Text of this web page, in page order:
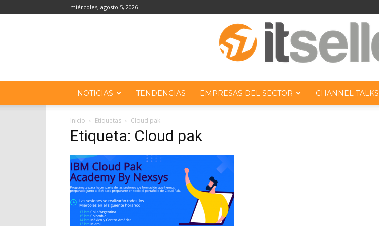
miércoles, agosto 5, 2026
NOTICIAS TENDENCIAS EMPRESAS DEL SECTOR CHANNEL TALKS
Inicio Etiquetas Cloud pak
Etiqueta: Cloud pak